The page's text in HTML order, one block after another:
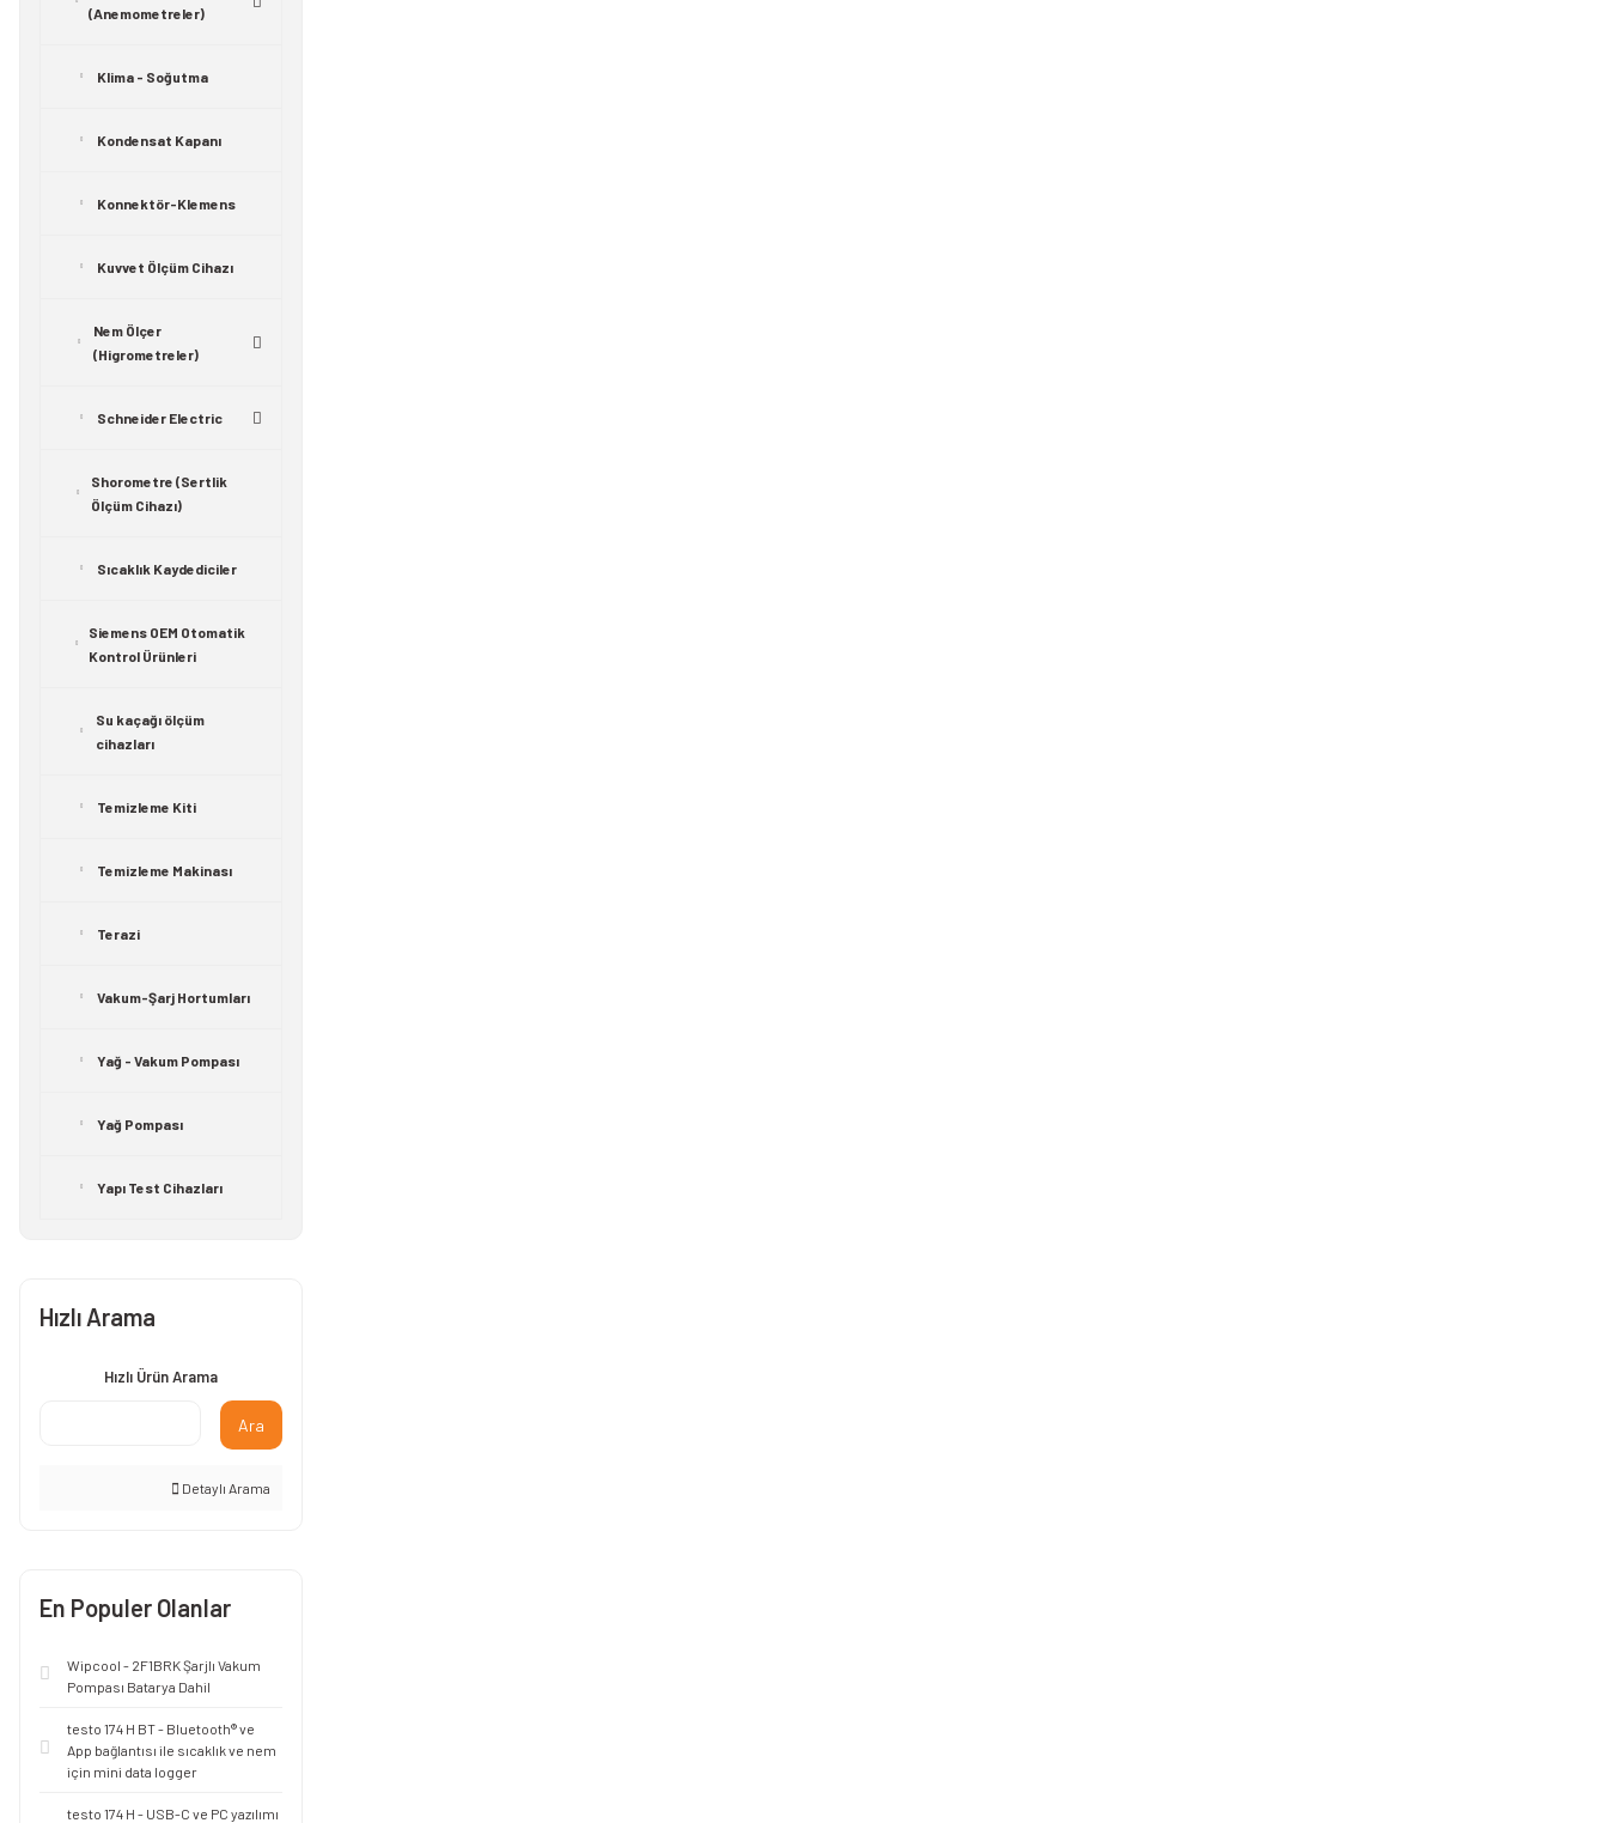
(Anemometreler)
Klima - Soğutma
Kondensat Kapanı
Konnektör-Klemens
Kuvvet Ölçüm Cihazı
Nem Ölçer
(Higrometreler)
Schneider Electric
Shorometre (Sertlik
Ölçüm Cihazı)
Sıcaklık Kaydediciler
Siemens OEM Otomatik
Kontrol Ürünleri
Su kaçağı ölçüm
cihazları
Temizleme Kiti
Temizleme Makinası
Terazi
Vakum-Şarj Hortumları
Yağ - Vakum Pompası
Yağ Pompası
Yapı Test Cihazları
Hızlı Arama
Hızlı Ürün Arama
Ara
Detaylı Arama
En Populer Olanlar
Wipcool - 2F1BRK Şarjlı Vakum
Pompası Batarya Dahil
testo 174 H BT - Bluetooth® ve
App bağlantısı ile sıcaklık ve nem
için mini data logger
testo 174 H - USB-C ve PC yazılımı